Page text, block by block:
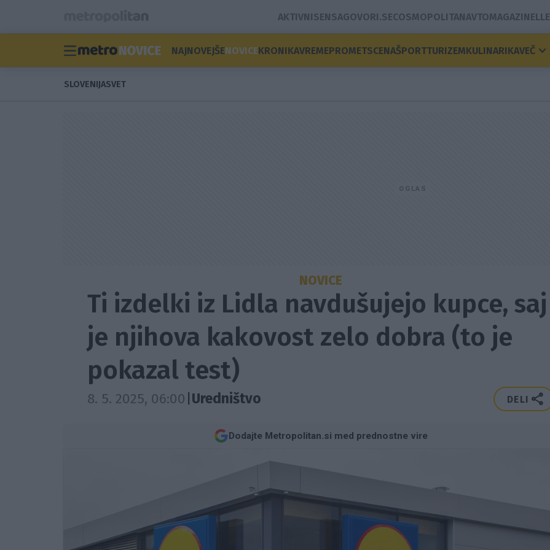
AKTIVNISENSAGOVORI.SECOSMOPOLITANAVTOMAGAZINELLE
NAJNOVEJŠENOVICEKRONIKAVREMEPROMETSCENAŠPORTTURIZEMKULINARIKAVEČ
SLOVENIJASVET
NOVICE
Ti izdelki iz Lidla navdušujejo kupce, saj
je njihova kakovost zelo dobra (to je
pokazal test)
8. 5. 2025, 06:00 Uredništvo DELI
Dodajte Metropolitan.si med prednostne vire